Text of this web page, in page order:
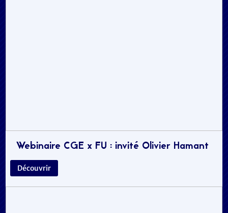
Webinaire CGE x FU : invité Olivier Hamant
Découvrir